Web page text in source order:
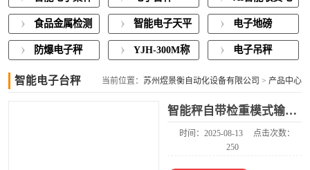
子秤
食品金属检测
称重一体机
智能电子天平 电子地磅
防爆电子秤
YJH-300M称
电子吊秤
智能电子台秤 当前位置： 苏州煜景衡自动化设备有限公司 > 产品中心
智能秤自带检重模式输入多类上下限重量值
时间：2025-08-13
点击次数：
250
子秤
智能电子台秤
电子天平
电子桌秤